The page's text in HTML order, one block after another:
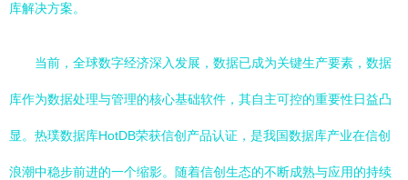
库解决方案。
当前，全球数字经济深入发展，数据已成为关键生产要素，数据
库作为数据处理与管理的核心基础软件，其自主可控的重要性日益凸
显。热璞数据库HotDB荣获信创产品认证，是我国数据库产业在信创
浪潮中稳步前进的一个缩影。随着信创生态的不断成熟与应用的持续